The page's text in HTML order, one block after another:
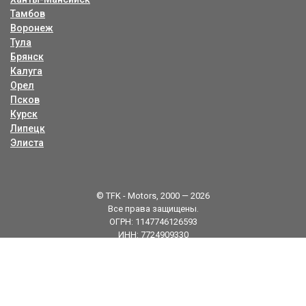
Тамбов
Воронеж
Тула
Брянск
Калуга
Орел
Псков
Курск
Липецк
Элиста
© TFK - Motors, 2000 — 2026
Все права защищены.
ОГРН: 1147746126593
ИНН: 7724909330